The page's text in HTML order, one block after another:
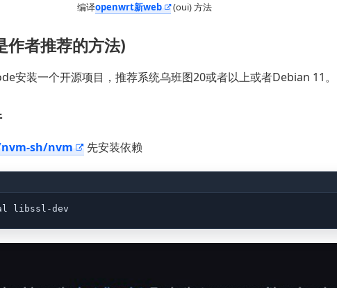
编译openwrt新web (oui) 方法
者推荐的方法)
安装一个开源项目，推荐系统乌班图20或者以上或者Debian 11。
sh/nvm 先安装依赖